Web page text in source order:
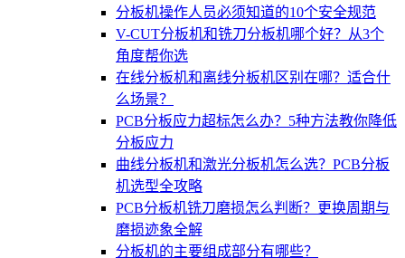
分板机操作人员必须知道的10个安全规范
V-CUT分板机和铣刀分板机哪个好？从3个
角度帮你选
在线分板机和离线分板机区别在哪？适合什
么场景？
PCB分板应力超标怎么办？5种方法教你降低
分板应力
曲线分板机和激光分板机怎么选？PCB分板
机选型全攻略
PCB分板机铣刀磨损怎么判断？更换周期与
磨损迹象全解
分板机的主要组成部分有哪些？